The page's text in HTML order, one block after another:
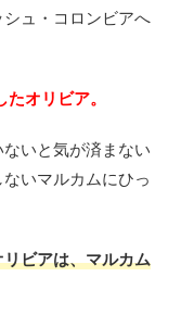
ュ・コロンビアへ
オリビア。
いと気が済まない
いマルカムにひっ
ビアは、マルカム